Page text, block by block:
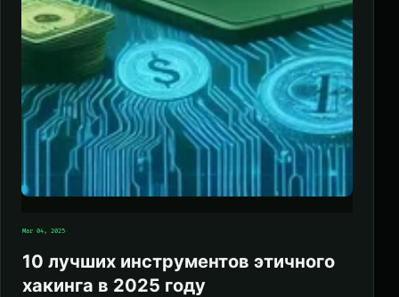
Mar 04, 2025
10 лучших инструментов этичного
хакинга в 2025 году